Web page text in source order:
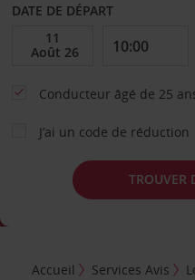
DATE DE DÉPART
Conducteur âgé de 25
J’ai un code de réduction
TROUVER
Accueil Services Avis